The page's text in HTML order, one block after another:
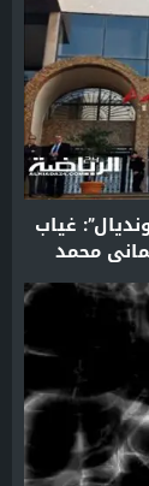
غياب
محمد